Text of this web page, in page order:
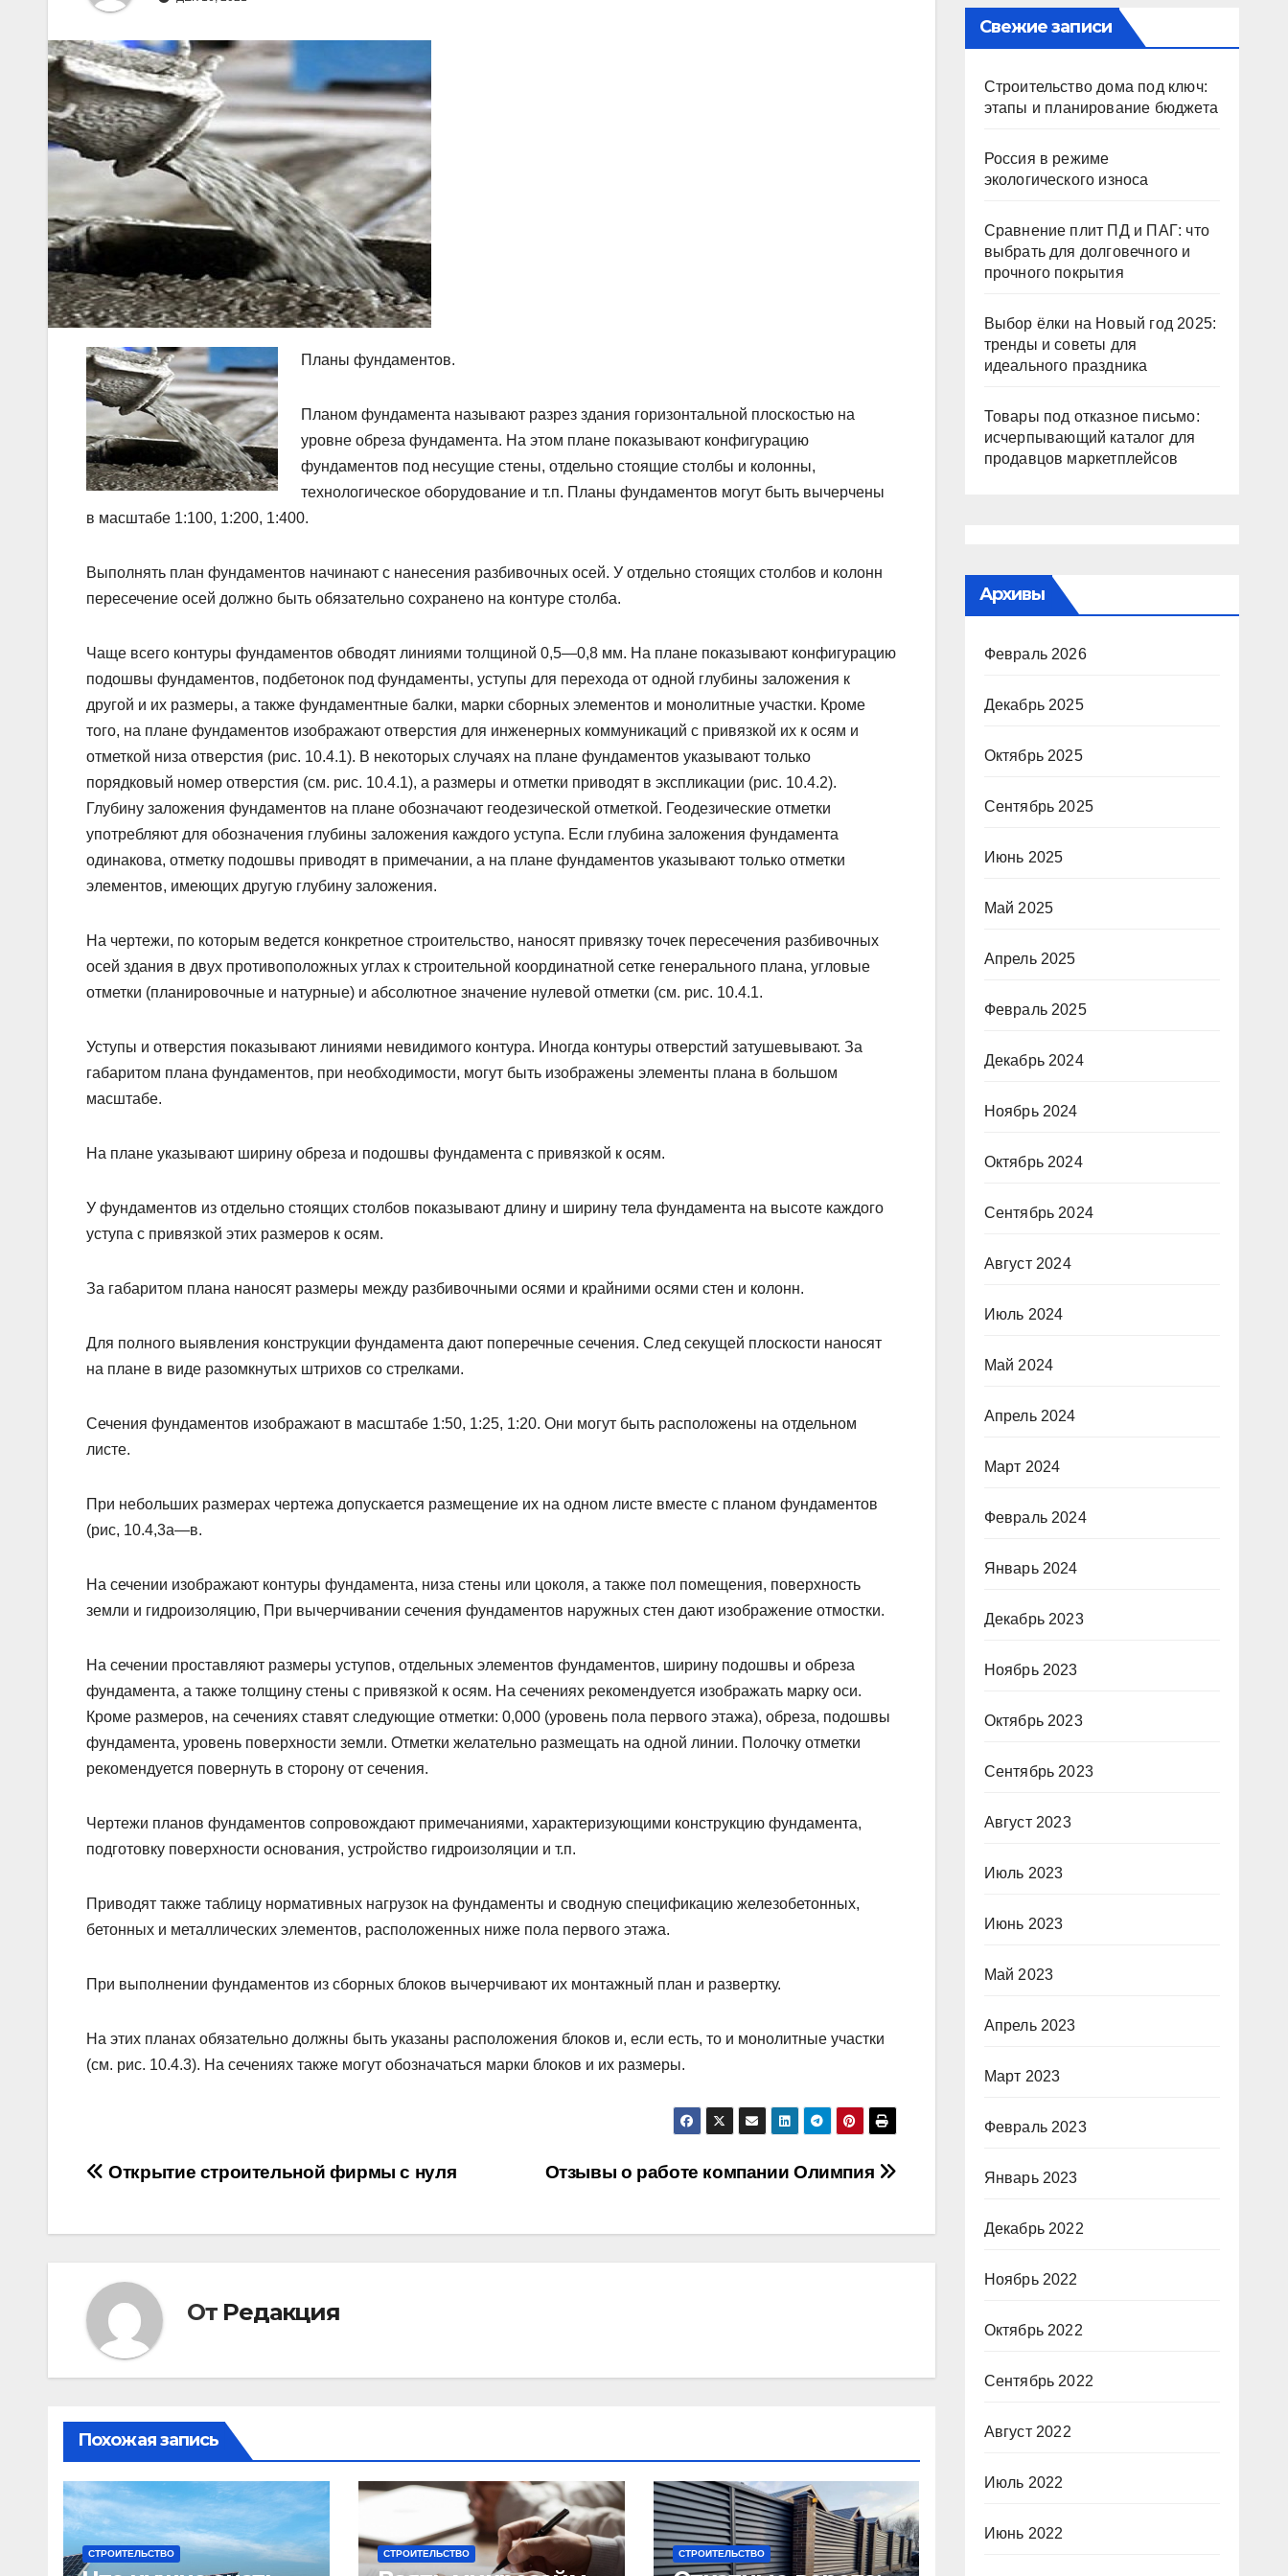
Планы фундаментов.
Планом фундамента называют разрез здания горизонтальной плоскостью на
уровне обреза фундамента. На этом плане показывают конфигурацию
фундаментов под несущие стены, отдельно стоящие столбы и колонны,
технологическое оборудование и т.п. Планы фундаментов могут быть вычерчены
в масштабе 1:100, 1:200, 1:400.
Выполнять план фундаментов начинают с нанесения разбивочных осей. У отдельно стоящих столбов и колонн
пересечение осей должно быть обязательно сохранено на контуре столба.
Чаще всего контуры фундаментов обводят линиями толщиной 0,5—0,8 мм. На плане показывают конфигурацию
подошвы фундаментов, подбетонок под фундаменты, уступы для перехода от одной глубины заложения к
другой и их размеры, а также фундаментные балки, марки сборных элементов и монолитные участки. Кроме
того, на плане фундаментов изображают отверстия для инженерных коммуникаций с привязкой их к осям и
отметкой низа отверстия (рис. 10.4.1). В некоторых случаях на плане фундаментов указывают только
порядковый номер отверстия (см. рис. 10.4.1), а размеры и отметки приводят в экспликации (рис. 10.4.2).
Глубину заложения фундаментов на плане обозначают геодезической отметкой. Геодезические отметки
употребляют для обозначения глубины заложения каждого уступа. Если глубина заложения фундамента
одинакова, отметку подошвы приводят в примечании, а на плане фундаментов указывают только отметки
элементов, имеющих другую глубину заложения.
На чертежи, по которым ведется конкретное строительство, наносят привязку точек пересечения разбивочных
осей здания в двух противоположных углах к строительной координатной сетке генерального плана, угловые
отметки (планировочные и натурные) и абсолютное значение нулевой отметки (см. рис. 10.4.1.
Уступы и отверстия показывают линиями невидимого контура. Иногда контуры отверстий затушевывают. За
габаритом плана фундаментов, при необходимости, могут быть изображены элементы плана в большом
масштабе.
На плане указывают ширину обреза и подошвы фундамента с привязкой к осям.
У фундаментов из отдельно стоящих столбов показывают длину и ширину тела фундамента на высоте каждого
уступа с привязкой этих размеров к осям.
За габаритом плана наносят размеры между разбивочными осями и крайними осями стен и колонн.
Для полного выявления конструкции фундамента дают поперечные сечения. След секущей плоскости наносят
на плане в виде разомкнутых штрихов со стрелками.
Сечения фундаментов изображают в масштабе 1:50, 1:25, 1:20. Они могут быть расположены на отдельном
листе.
При небольших размерах чертежа допускается размещение их на одном листе вместе с планом фундаментов
(рис, 10.4,3а—в.
На сечении изображают контуры фундамента, низа стены или цоколя, а также пол помещения, поверхность
земли и гидроизоляцию, При вычерчивании сечения фундаментов наружных стен дают изображение отмостки.
На сечении проставляют размеры уступов, отдельных элементов фундаментов, ширину подошвы и обреза
фундамента, а также толщину стены с привязкой к осям. На сечениях рекомендуется изображать марку оси.
Кроме размеров, на сечениях ставят следующие отметки: 0,000 (уровень пола первого этажа), обреза, подошвы
фундамента, уровень поверхности земли. Отметки желательно размещать на одной линии. Полочку отметки
рекомендуется повернуть в сторону от сечения.
Чертежи планов фундаментов сопровождают примечаниями, характеризующими конструкцию фундамента,
подготовку поверхности основания, устройство гидроизоляции и т.п.
Приводят также таблицу нормативных нагрузок на фундаменты и сводную спецификацию железобетонных,
бетонных и металлических элементов, расположенных ниже пола первого этажа.
При выполнении фундаментов из сборных блоков вычерчивают их монтажный план и развертку.
На этих планах обязательно должны быть указаны расположения блоков и, если есть, то и монолитные участки
(см. рис. 10.4.3). На сечениях также могут обозначаться марки блоков и их размеры.
Навигация
Отзывы о работе компании Олимпия
Открытие строительной фирмы с нуля
От Редакция
Похожая запись
СТРОИТЕЛЬСТВО СТРОИТЕЛЬСТВО СТРОИТЕЛЬСТВО
Свежие записи
Строительство дома под ключ:
этапы и планирование бюджета
Россия в режиме
экологического износа
Сравнение плит ПД и ПАГ: что
выбрать для долговечного и
прочного покрытия
Выбор ёлки на Новый год 2025:
тренды и советы для
идеального праздника
Товары под отказное письмо:
исчерпывающий каталог для
продавцов маркетплейсов
Архивы
Февраль 2026
Декабрь 2025
Октябрь 2025
Сентябрь 2025
Июнь 2025
Май 2025
Апрель 2025
Февраль 2025
Декабрь 2024
Ноябрь 2024
Октябрь 2024
Сентябрь 2024
Август 2024
Июль 2024
Май 2024
Апрель 2024
Март 2024
Февраль 2024
Январь 2024
Декабрь 2023
Ноябрь 2023
Октябрь 2023
Сентябрь 2023
Август 2023
Июль 2023
Июнь 2023
Май 2023
Апрель 2023
Март 2023
Февраль 2023
Январь 2023
Декабрь 2022
Ноябрь 2022
Октябрь 2022
Сентябрь 2022
Август 2022
Июль 2022
Июнь 2022